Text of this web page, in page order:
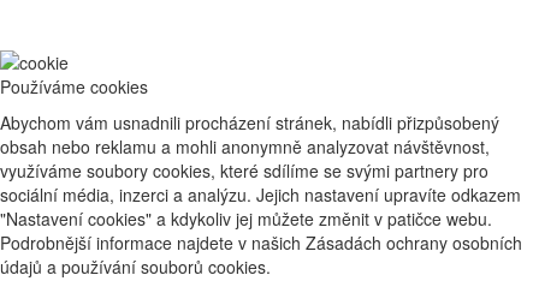
Používáme cookies
Abychom vám usnadnili procházení stránek, nabídli přizpůsobený
obsah nebo reklamu a mohli anonymně analyzovat návštěvnost,
využíváme soubory cookies, které sdílíme se svými partnery pro
sociální média, inzerci a analýzu. Jejich nastavení upravíte odkazem
"Nastavení cookies" a kdykoliv jej můžete změnit v patičce webu.
Podrobnější informace najdete v našich Zásadách ochrany osobních
údajů a používání souborů cookies.